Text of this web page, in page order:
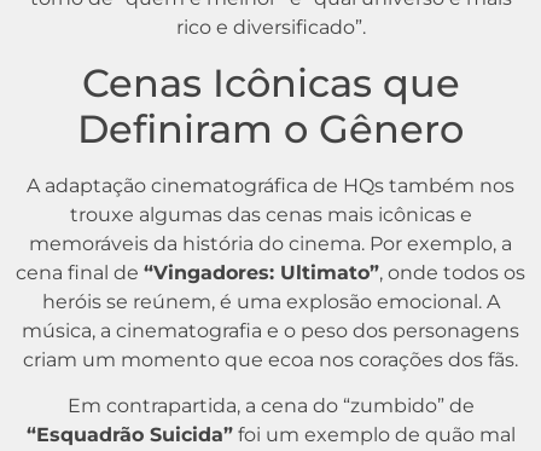
rico e diversificado”.
Cenas Icônicas que
Definiram o Gênero
A adaptação cinematográfica de HQs também nos
trouxe algumas das cenas mais icônicas e
memoráveis da história do cinema. Por exemplo, a
cena final de “Vingadores: Ultimato”, onde todos os
heróis se reúnem, é uma explosão emocional. A
música, a cinematografia e o peso dos personagens
criam um momento que ecoa nos corações dos fãs.
Em contrapartida, a cena do “zumbido” de
“Esquadrão Suicida”foi um exemplo de quão mal